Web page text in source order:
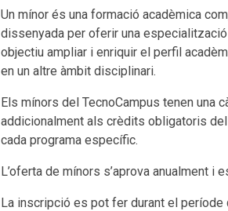
Un mínor és una formació acadèmica
dissenyada per oferir una
objectiu ampliar i enriquir el perfil
en un altre àmbit disciplinari.
Els mínors del TecnoCampus tenen una
addicionalment als crèdits obligatoris
cada programa específic.
L’oferta de mínors s’aprova anualment i
La inscripció es pot fer durant el